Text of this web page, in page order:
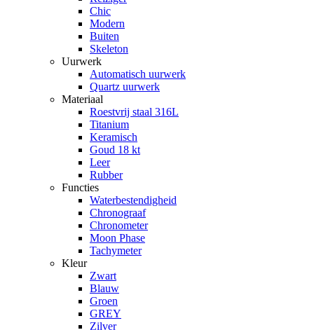
Chic
Modern
Buiten
Skeleton
Uurwerk
Automatisch uurwerk
Quartz uurwerk
Materiaal
Roestvrij staal 316L
Titanium
Keramisch
Goud 18 kt
Leer
Rubber
Functies
Waterbestendigheid
Chronograaf
Chronometer
Moon Phase
Tachymeter
Kleur
Zwart
Blauw
Groen
GREY
Zilver